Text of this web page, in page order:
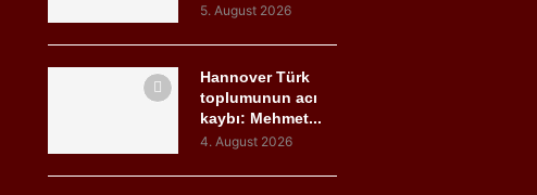
5. August 2026
Hannover Türk
toplumunun acı
kaybı: Mehmet...
4. August 2026